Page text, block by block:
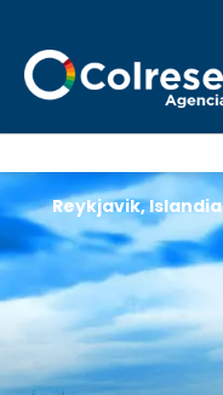
Reykjavik, Islandia